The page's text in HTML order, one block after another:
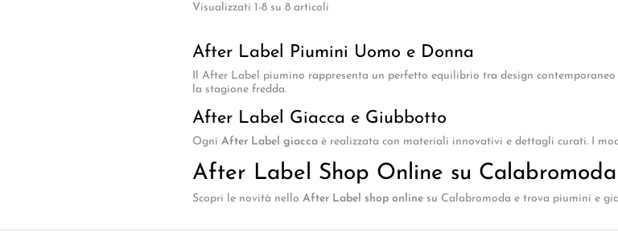
Visualizzati 1-8 su 8 articoli
After Label Piumini Uomo e Donna
Il After Label piumino rappresenta un perfetto equilibrio tra design
la stagione fredda.
After Label Giacca e Giubbotto
Ogni After Label giacca è realizzata con materiali innovativi e dettagli curati. I
After Label Shop Online su Calabromoda
Scopri le novità nello After Label shop online su Calabromoda e trova piumini e